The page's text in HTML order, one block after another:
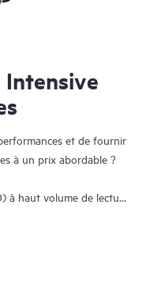
Intensive
et de fournir
à un prix abordable ?
à haut volume de lecture
HPE SATA à haut
élevé de lectures,